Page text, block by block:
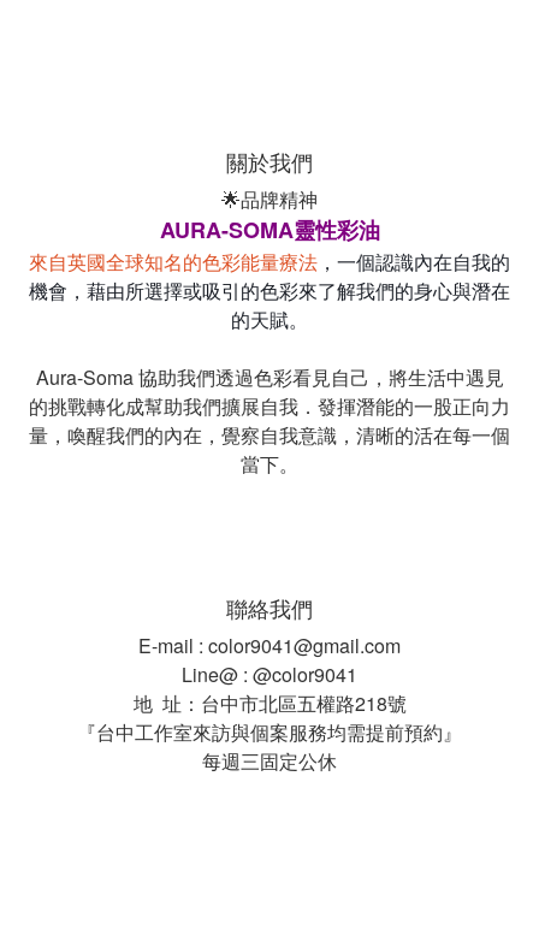
關於我們
🌟品牌精神
AURA-SOMA靈性彩油
來自英國全球知名的色彩能量療法 ，一個認識內在自我的
機會，藉由所選擇或吸引的色彩來了解我們的身心與潛在
的天賦。
Aura-Soma 協助我們透過色彩看見自己，將生活中遇見
的挑戰轉化成幫助我們擴展自我．發揮潛能的一股正向力
量，喚醒我們的內在，覺察自我意識，清晰的活在每一個
當下。
聯絡我們
E-mail : color9041@gmail.com
Line@ : @color9041
地 址：台中市北區五權路218號
『台中工作室來訪與個案服務均需提前預約』
每週三固定公休